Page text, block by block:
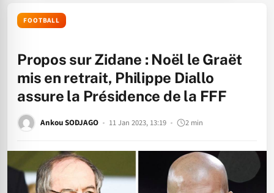
FOOTBALL
Propos sur Zidane : Noël le Graët
mis en retrait, Philippe Diallo
assure la Présidence de la FFF
Ankou SODJAGO 11 Jan 2023, 13:19 2 min